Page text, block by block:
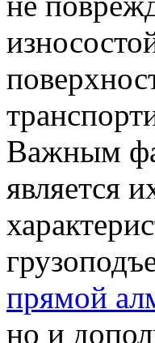
Важным
является
прямой
но и